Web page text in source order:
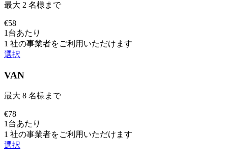
最大 2 名様まで
€58
1台あたり
1 社の事業者をご利用いただけます
選択
VAN
最大 8 名様まで
€78
1台あたり
1 社の事業者をご利用いただけます
選択